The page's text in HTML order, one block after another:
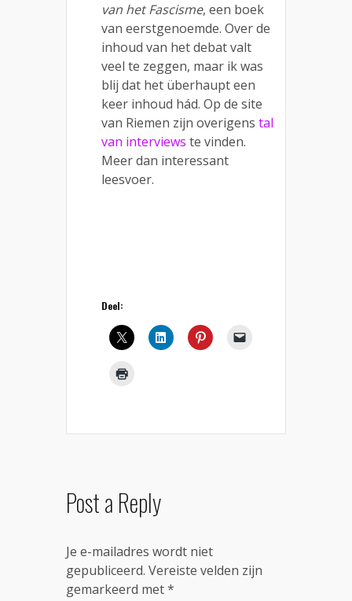
van het Fascisme, een boek
van eerstgenoemde. Over de
inhoud van het debat valt
veel te zeggen, maar ik was
blij dat het überhaupt een
keer inhoud hád. Op de site
van Riemen zijn overigens tal
van interviews te vinden.
Meer dan interessant
leesvoer.
Deel:
Post a Reply
Je e-mailadres wordt niet
gepubliceerd. Vereiste velden zijn
gemarkeerd met*